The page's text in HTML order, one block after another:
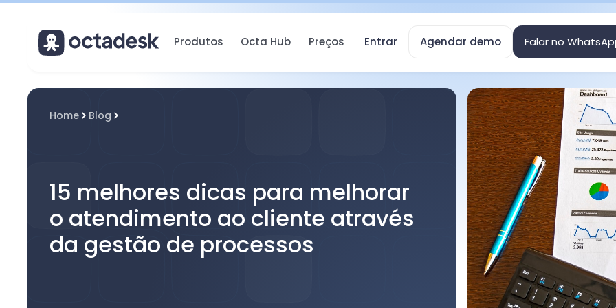
Entrar Agendar demo Falar no
Produtos Octa Hub Preços
Home Blog
15 melhores dicas para melhorar
o atendimento ao cliente através
da gestão de processos